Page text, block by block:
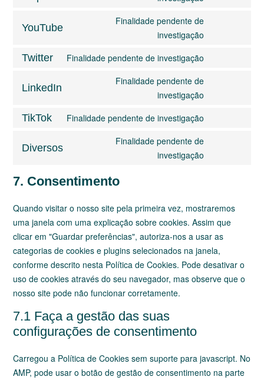
YouTube
Finalidade pendente de
investigação
Twitter
Finalidade pendente de investigação
LinkedIn
Finalidade pendente de
investigação
TikTok
Finalidade pendente de investigação
Diversos
Finalidade pendente de
investigação
7. Consentimento
Quando visitar o nosso site pela primeira vez, mostraremos
uma janela com uma explicação sobre cookies. Assim que
clicar em "Guardar preferências", autoriza-nos a usar as
categorias de cookies e plugins selecionados na janela,
conforme descrito nesta Política de Cookies. Pode desativar o
uso de cookies através do seu navegador, mas observe que o
nosso site pode não funcionar corretamente.
7.1 Faça a gestão das suas
configurações de consentimento
Carregou a Política de Cookies sem suporte para javascript. No
AMP, pode usar o botão de gestão de consentimento na parte